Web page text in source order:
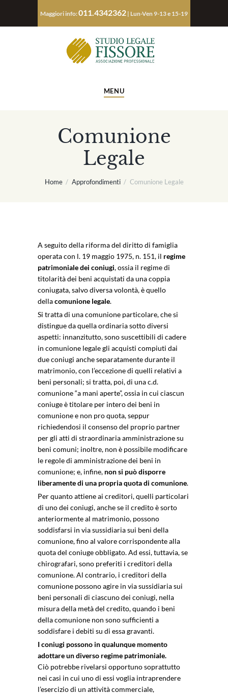
Maggiori info:011.4342362 | Lun-Ven 9-13 e 15-19
MENU
Comunione
Legale
Home Approfondimenti Comunione Legale
A seguito della riforma del diritto di famiglia
operata con l. 19 maggio 1975, n. 151, il regime
patrimoniale dei coniugi, ossia il regime di
titolarità dei beni acquistati da una coppia
coniugata, salvo diversa volontà, è quello
dellacomunione legale.
Si tratta di una comunione particolare, che si
distingue da quella ordinaria sotto diversi
aspetti: innanzitutto, sono suscettibili di cadere
in comunione legale gli acquisti compiuti dai
due coniugi anche separatamente durante il
matrimonio, con l’eccezione di quelli relativi a
beni personali; si tratta, poi, di una c.d.
comunione “a mani aperte”, ossia in cui ciascun
coniuge è titolare per intero dei beni in
comunione e non pro quota, seppur
richiedendosi il consenso del proprio partner
per gli atti di straordinaria amministrazione su
beni comuni; inoltre, non è possibile modificare
le regole di amministrazione dei beni in
comunione; e, infine, non si può disporre
liberamente di una propria quota di comunione.
Per quanto attiene ai creditori, quelli particolari
di uno dei coniugi, anche se il credito è sorto
anteriormente al matrimonio, possono
soddisfarsi in via sussidiaria sui beni della
comunione, fino al valore corrispondente alla
quota del coniuge obbligato. Ad essi, tuttavia, se
chirografari, sono preferiti i creditori della
comunione. Al contrario, i creditori della
comunione possono agire in via sussidiaria sui
beni personali di ciascuno dei coniugi, nella
misura della metà del credito, quando i beni
della comunione non sono sufficienti a
soddisfare i debiti su di essa gravanti.
I coniugi possono in qualunque momento
adottare un diverso regime patrimoniale.
Ciò potrebbe rivelarsi opportuno soprattutto
nei casi in cui uno di essi voglia intraprendere
l’esercizio di un attività commerciale,